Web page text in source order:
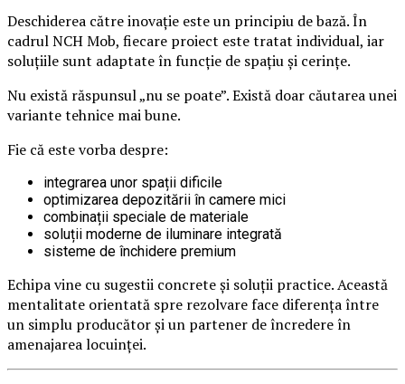
Deschiderea către inovație este un principiu de bază. În
cadrul NCH Mob, fiecare proiect este tratat individual, iar
soluțiile sunt adaptate în funcție de spațiu și cerințe.
Nu există răspunsul „nu se poate”. Există doar căutarea unei
variante tehnice mai bune.
Fie că este vorba despre:
integrarea unor spații dificile
optimizarea depozitării în camere mici
combinații speciale de materiale
soluții moderne de iluminare integrată
sisteme de închidere premium
Echipa vine cu sugestii concrete și soluții practice. Această
mentalitate orientată spre rezolvare face diferența între
un simplu producător și un partener de încredere în
amenajarea locuinței.